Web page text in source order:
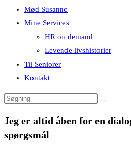
Mød Susanne
Mine Services
HR on demand
Levende livshistorier
Til Seniorer
Kontakt
Jeg er altid åben for en
spørgsmål